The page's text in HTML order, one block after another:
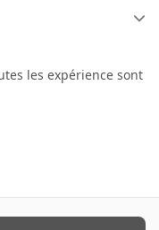
les expérience sont